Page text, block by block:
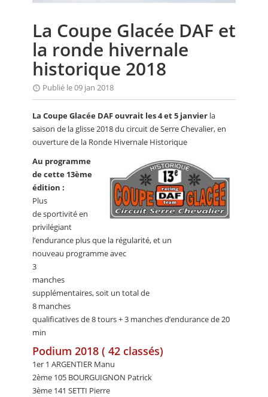
ANNUAIRES
PETITES ANNONCES
La Coupe Glacée DAF et
la ronde hivernale
historique 2018
Publié le 09 jan 2018
La Coupe Glacée DAF ouvrait les 4 et 5 janvier la
saison de la glisse 2018 du circuit de Serre Chevalier, en
ouverture de la Ronde Hivernale Historique
Au programme
de cette 13ème
édition :
Plus
de sportivité en
privilégiant
l’endurance plus que la régularité, et un
nouveau programme avec
3
manches
supplémentaires, soit un total de
8 manches
qualificatives de 8 tours + 3 manches d’endurance de 20
min
Podium 2018 ( 42 classés)
1er 1 ARGENTIER Manu
2ème 105 BOURGUIGNON Patrick
3ème 141 SETTI Pierre